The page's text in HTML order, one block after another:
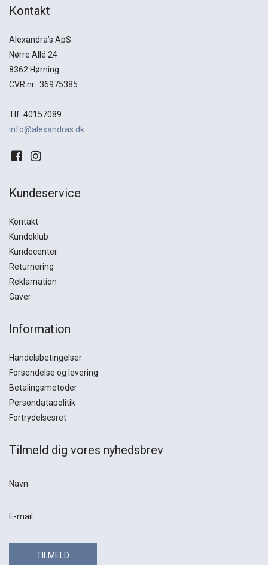
Kontakt
Alexandra’s ApS
Nørre Allé 24
8362 Hørning
CVR nr.: 36975385
Tlf: 40157089
info@alexandras.dk
Kundeservice
Kontakt
Kundeklub
Kundecenter
Returnering
Reklamation
Gaver
Information
Handelsbetingelser
Forsendelse og levering
Betalingsmetoder
Persondatapolitik
Fortrydelsesret
Tilmeld dig vores nyhedsbrev